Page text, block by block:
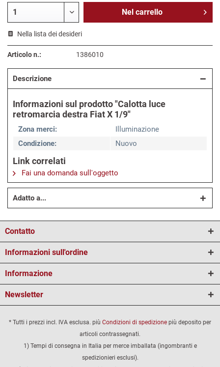
Nel carrello
Nella lista dei desideri
Articolo n.: 1386010
Descrizione
Informazioni sul prodotto "Calotta luce
retromarcia destra Fiat X 1/9"
Zona merci:
Illuminazione
Condizione:
Nuovo
Link correlati
Fai una domanda sull'oggetto
Adatto a...
Contatto
Informazioni sull'ordine
Informazione
Newsletter
* Tutti i prezzi incl. IVA esclusa. più Condizioni di spedizione più deposito per
articoli contrassegnati.
1) Tempi di consegna in Italia per merce imballata (ingombranti e
spedizionieri esclusi).